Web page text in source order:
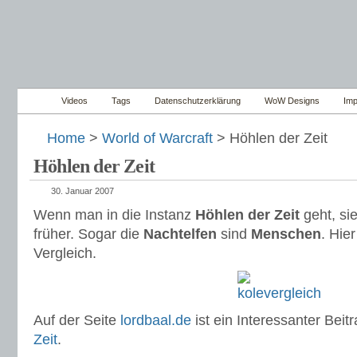
Videos Tags Datenschutzerklärung WoW Designs
Home > World of Warcraft > Höhlen der Zeit
Höhlen der Zeit
30. Januar 2007
Wenn man in die Instanz Höhlen der Zeit geht,
früher. Sogar die Nachtelfen sind Menschen.
Vergleich.
Auf der Seite lordbaal.de ist ein Interessanter
Zeit.